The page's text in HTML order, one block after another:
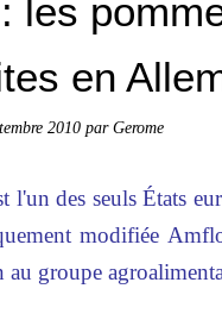
les
en
2010 par Gerome
l'un des seuls États
modifiée
au groupe